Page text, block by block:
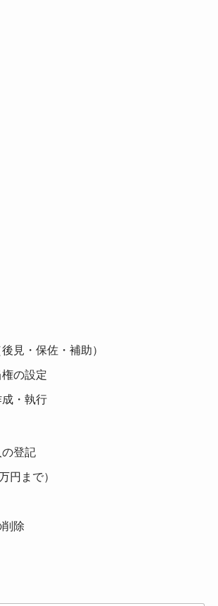
見・保佐・補助）
権の設定
・執行
登記
円まで）
除